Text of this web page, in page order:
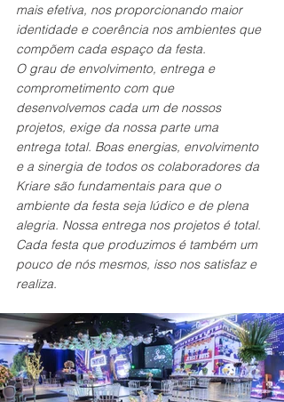
mais efetiva, nos proporcionando maior
identidade e coerência nos ambientes que
compõem cada espaço da festa.
O grau de envolvimento, entrega e
comprometimento com que
desenvolvemos cada um de nossos
projetos, exige da nossa parte uma
entrega total. Boas energias, envolvimento
e a sinergia de todos os colaboradores da
Kriare são fundamentais para que o
ambiente da festa seja lúdico e de plena
alegria. Nossa entrega nos projetos é total.
Cada festa que produzimos é também um
pouco de nós mesmos, isso nos satisfaz e
realiza.